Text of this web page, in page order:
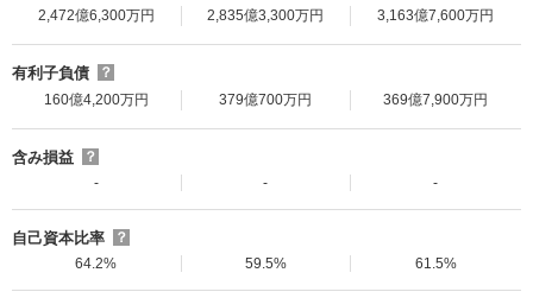
2,472億6,300万円
2,835億3,300万円 3,163億7,600万円
有利子負債
？
160億4,200万円
379億700万円 369億7,900万円
含み損益
？
-
- -
自己資本比率
？
64.2%
59.5% 61.5%